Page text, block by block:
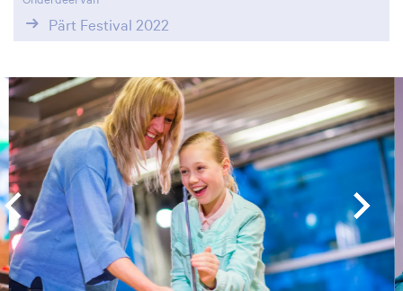
Pärt Festival 2022
Overslaan